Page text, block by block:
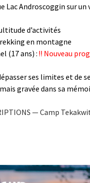
Lac Androscoggin sur
d’activités
en montagne
(17 ans) : !! Nouveau
ses limites et de
gravée dans sa
— Camp